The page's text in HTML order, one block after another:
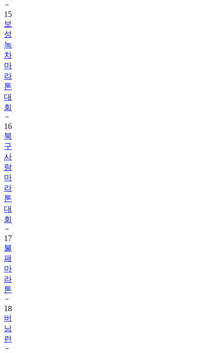
15
보
성
녹
차
마
라
톤
대
회
16
북
구
사
랑
마
라
톤
대
회
17
불
패
마
라
톤
18
버
닝
런